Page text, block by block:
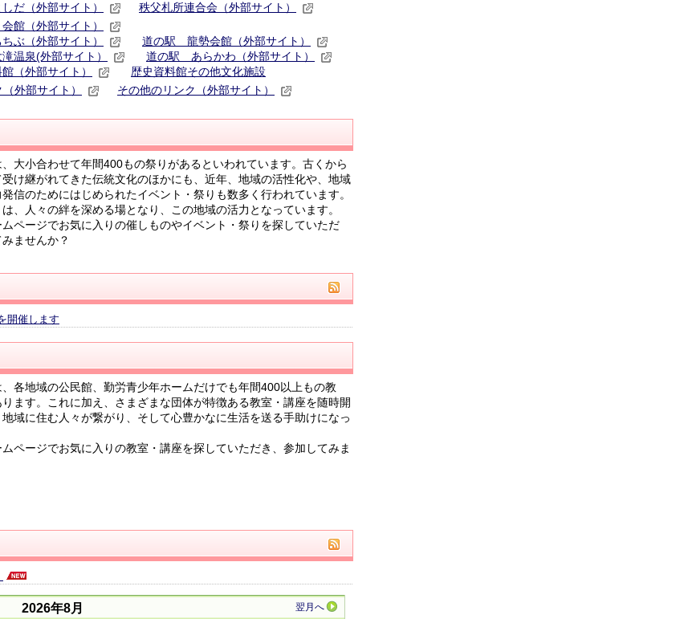
だ（外部サイト）
秩父札所連合会（外部サイト）
館（外部サイト）
ぶ（外部サイト）
道の駅 龍勢会館（外部サイト）
温泉(外部サイト）
道の駅 あらかわ（外部サイト）
（外部サイト）
歴史資料館その他文化施設
外部サイト）
その他のリンク（外部サイト）
大小合わせて年間400もの祭りがあるといわれています。古くから
け継がれてきた伝統文化のほかにも、近年、地域の活性化や、地域
信のためにはじめられたイベント・祭りも数多く行われています。
、人々の絆を深める場となり、この地域の活力となっています。
ページでお気に入りの催しものやイベント・祭りを探していただ
ませんか？
開催します
各地域の公民館、勤労青少年ホームだけでも年間400以上もの教
ます。これに加え、さまざまな団体が特徴ある教室・講座を随時開
域に住む人々が繋がり、そして心豊かなに生活を送る手助けになっ
ページでお気に入りの教室・講座を探していただき、参加してみま
2026年8月 翌月へ